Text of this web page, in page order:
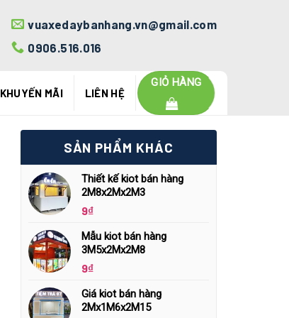
vuaxedaybanhang.vn@gmail.com
0906.516.016
KHUYẾN MÃI LIÊN HỆ
GIỎ HÀNG
SẢN PHẨM KHÁC
Thiết kế kiot bán hàng
2M8x2Mx2M3
9₫
Mẫu kiot bán hàng
3M5x2Mx2M8
9₫
Giá kiot bán hàng
2Mx1M6x2M15